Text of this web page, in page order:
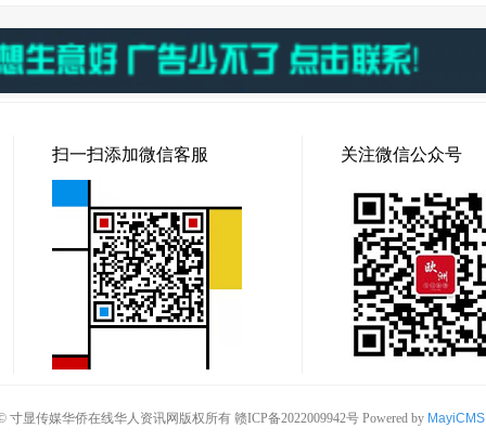
扫一扫添加微信客服 关注微信公众号
寸显传媒华侨在线华人资讯网版权所有 赣ICP备2022009942号Powered by MayiCMS